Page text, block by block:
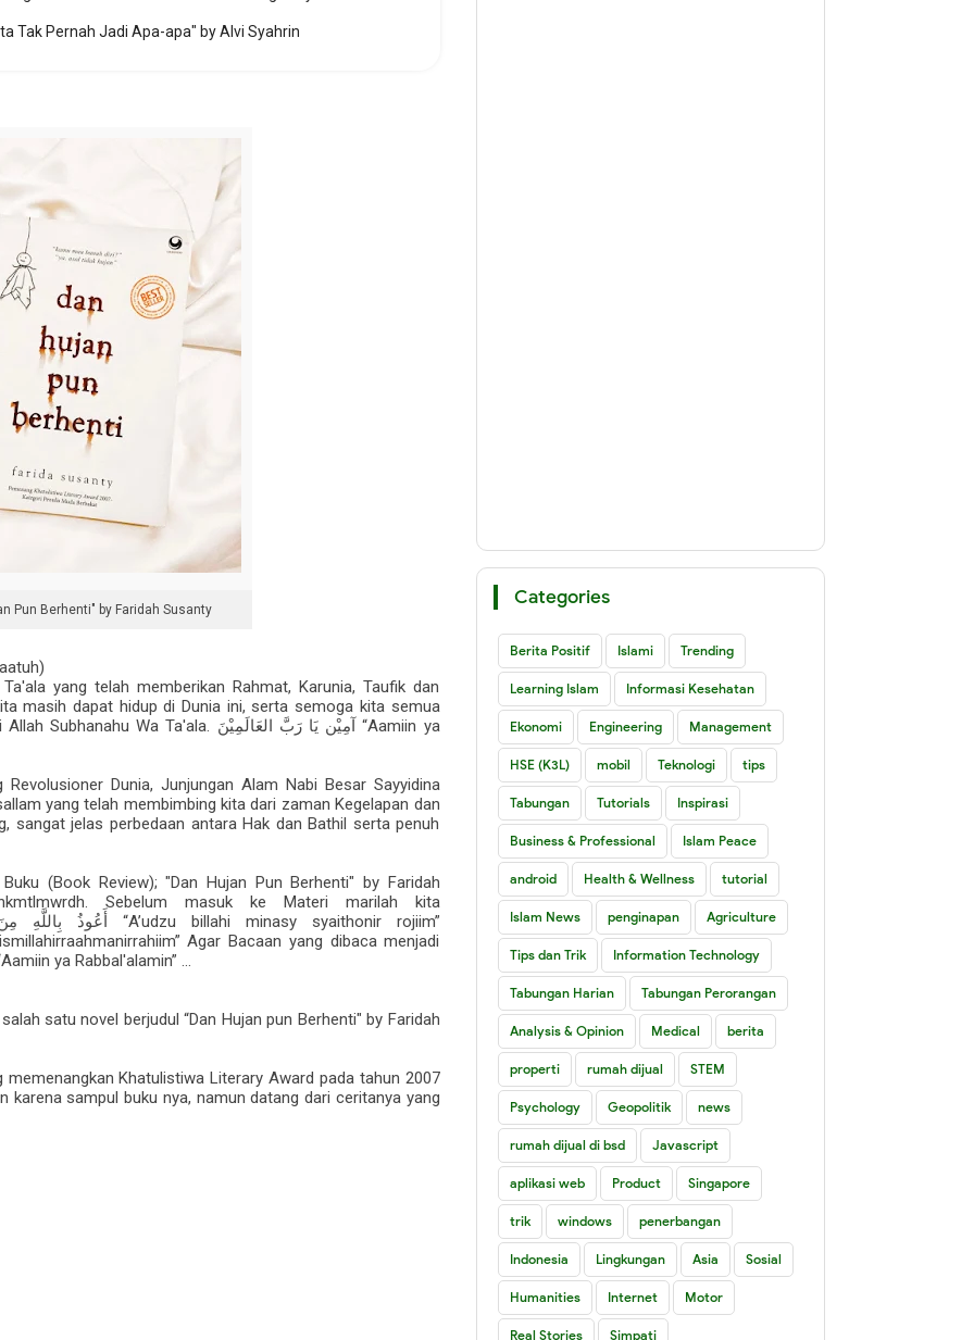
Tak Pernah Jadi Apa-apa" by Alvi Syahrin
Pun Berhenti" by Faridah Susanty
yang telah memberikan Rahmat, Karunia, Taufik dan
masih dapat hidup di Dunia ini, serta semoga kita semua
Subhanahu Wa Ta'ala.
آمِيْن يَا رَبَّ العَالَمِيْنَ “Aamiin ya
Dunia, Junjungan Alam Nabi Besar Sayyidina
yang telah membimbing kita dari zaman Kegelapan dan
sangat jelas perbedaan antara Hak dan Bathil serta penuh
(Book Review); "Dan Hujan Pun Berhenti" by Faridah
Sebelum masuk ke Materi marilah kita
أَعُوذُ بِاللَّهِ
“A’udzu billahi minasy syaithonir rojiim”
Agar Bacaan yang dibaca menjadi
ya Rabbal'alamin” ...
satu novel berjudul “Dan Hujan pun Berhenti" by Faridah
Khatulistiwa Literary Award pada tahun 2007
karena sampul buku nya, namun datang dari ceritanya yang
Categories
Berita Positif Islami Trending
Learning Islam Informasi Kesehatan
Ekonomi Engineering Management
HSE (K3L) mobil Teknologi tips
Tabungan Tutorials Inspirasi
Business & Professional Islam Peace
android Health & Wellness tutorial
Islam News penginapan Agriculture
Tips dan Trik Information Technology
Tabungan Harian Tabungan Perorangan
Analysis & Opinion Medical berita
properti rumah dijual STEM
Psychology Geopolitik news
rumah dijual di bsd Javascript
aplikasi web Product Singapore
trik windows penerbangan
Indonesia Lingkungan Asia Sosial
Humanities Internet Motor
Real Stories Simpati